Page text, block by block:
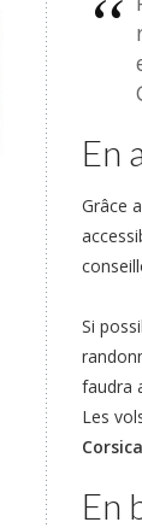
En
Grâce
Si
faudra
Les
Corsica
En